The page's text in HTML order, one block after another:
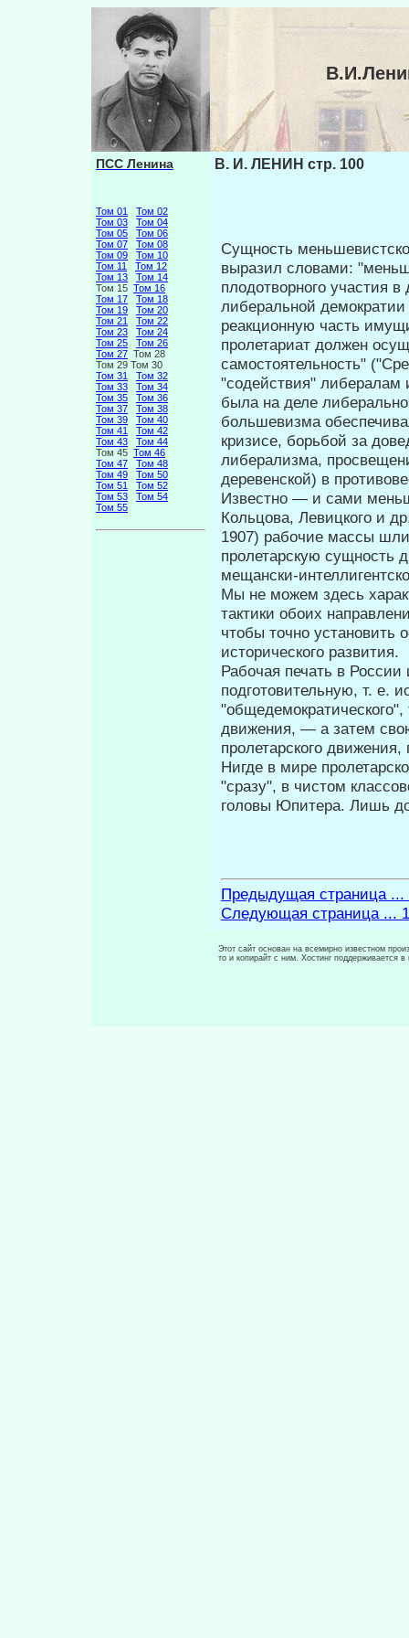
ПСС Ленина
Том 01
Том 02
Том 03
Том 04
Том 05
Том 06
Том 07
Том 08
Том 09
Том 10
Том 11
Том 12
Том 13
Том 14
Том 15 Том 16
Том 17
Том 18
Том 19
Том 20
Том 21
Том 22
Том 23
Том 24
Том 25
Том 26
Том 27 Том 28
Том 29 Том 30
Том 31
Том 32
Том 33
Том 34
Том 35
Том 36
Том 37
Том 38
Том 39
Том 40
Том 41
Том 42
Том 43
Том 44
Том 45 Том 46
Том 47
Том 48
Том 49
Том 50
Том 51
Том 52
Том 53
Том 54
Том 55
В. И. ЛЕНИН стр. 100
Сущность
выразил сло­вами:
плодотворного уча­стия
либеральной демократии
реакционную часть
пролетариат должен
самостоятельность"
"содействия" либералам
была на деле
большевизма
кризисе, борьбой за
либерализма,
деревенской) в
Известно — и сами
Кольцова, Ле­вицкого и
1907) рабочие массы
пролетарскую сущность
мещански-
Мы не можем здесь
тактики обо­их
чтобы точно устано­вить
исторического развития.
Рабочая печать в
подгото­вительную, т. е.
"общедемократического",
движения, — а затем
пролетарского
Нигде в мире
"сразу", в чистом
головы Юпитера. Лишь
Предыдущая страница ...
Следующая страница ...
Этот сайт основан на всемирно известном
то и копирайт с ним. Хостинг поддерживается